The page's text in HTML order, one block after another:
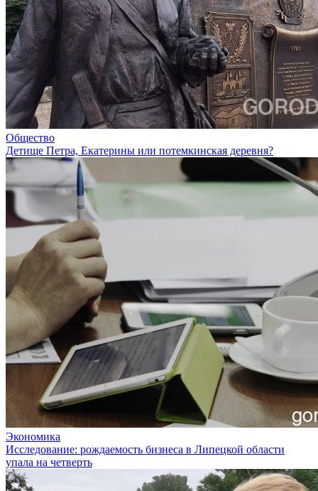
Общество
Детище Петра, Екатерины или потемкинская деревня?
Экономика
Исследование: рождаемость бизнеса в Липецкой области
упала на четверть